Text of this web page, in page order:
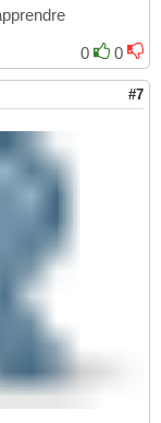
0
0
#7